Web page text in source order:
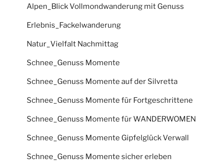
Alpen_Blick Vollmondwanderung mit Genuss
Erlebnis_Fackelwanderung
Natur_Vielfalt Nachmittag
Schnee_Genuss Momente
Schnee_Genuss Momente auf der Silvretta
Schnee_Genuss Momente für Fortgeschrittene
Schnee_Genuss Momente für WANDERWOMEN
Schnee_Genuss Momente Gipfelglück Verwall
Schnee_Genuss Momente sicher erleben